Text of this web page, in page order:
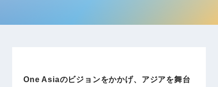
One Asiaのビジョンをかかげ、アジアを舞台